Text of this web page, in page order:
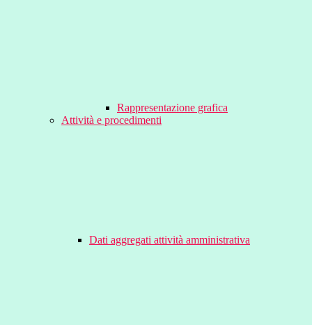
Rappresentazione grafica
Attività e procedimenti
Dati aggregati attività amministrativa